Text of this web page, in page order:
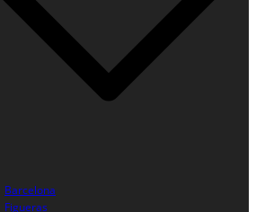
Barcelona
Figueras